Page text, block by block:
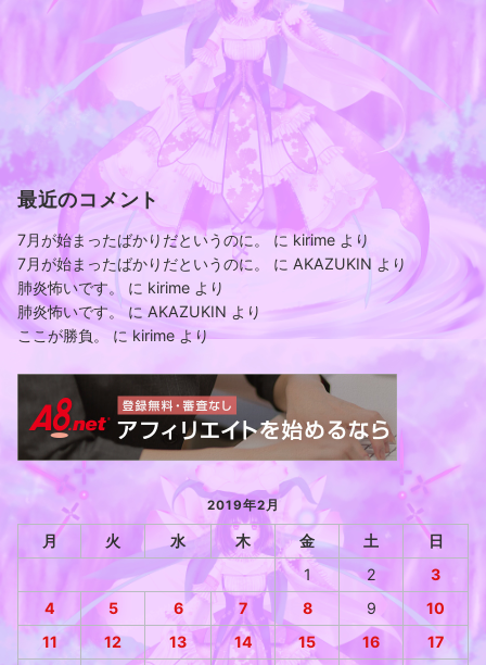
最近のコメント
7月が始まったばかりだというのに。 にkirime より
7月が始まったばかりだというのに。
に AKAZUKIN より
肺炎怖いです。
に kirime より
肺炎怖いです。
に AKAZUKIN より
ここが勝負。
にkirimeより
2019年2月
月 火 水 木 金 土
日
1
2
3
4
5 6 7 8 9
10
11
12 13 14 15 16
17